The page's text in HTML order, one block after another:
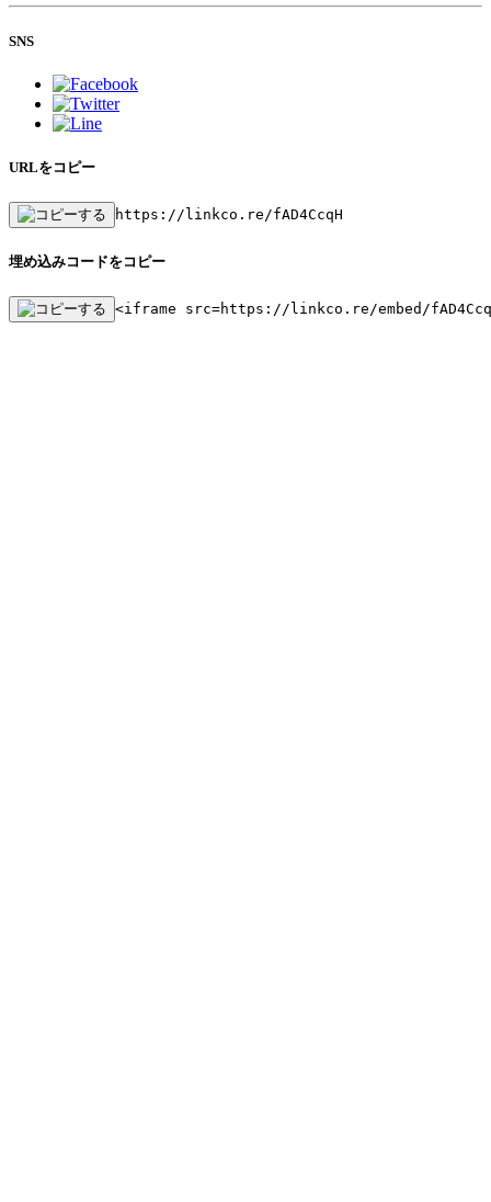
SNS
URLをコピー
https://linkco.re/fAD4CcqH
埋め込みコードをコピー
<iframe src=https://linkco.re/embed/